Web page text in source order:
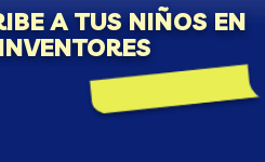
A TUS NIÑOS EN